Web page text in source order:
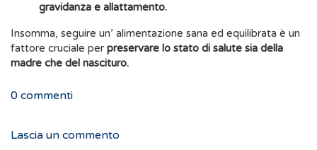
gravidanza e allattamento.
Insomma, seguire un’ alimentazione sana ed equilibrata è un
fattore cruciale per preservare lo stato di salute sia della
madre che del nascituro.
0 commenti
Lascia un commento